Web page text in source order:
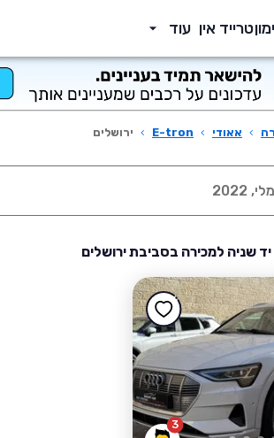
טרייד אין עוד
› אאודי ›
E-tron
› ירושלים
3